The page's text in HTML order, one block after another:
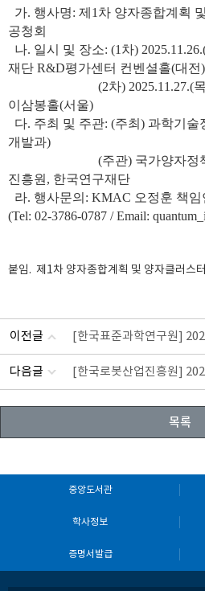
가. 행사명: 제1차 양자종합계획
공청회
나. 일시 및 장소: (1차)
재단 R&D평가센터 컨벤셜홀(대전)
(2차) 2025.11.27.(목)
이삼봉홀(서울)
다. 주최 및 주관: (주최) 과학기
개발과)
(주관) 국가양자정책센
진흥원, 한국연구재단
라. 행사문의: KMAC 오정훈 책임
(Tel: 02-3786-0787 / Email:
붙임. 제1차 양자종합계획 및 양자클러스
이전글
다음글
목록
중앙도서관
학사정보
증명서발급